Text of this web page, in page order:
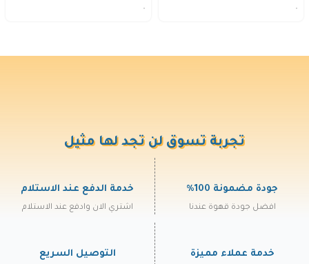
تجربة تسوق لن تجد لها مثيل
جودة مضمونة 100%
افضل جودة قهوة عندنا
خدمة الدفع عند الاستلام
اشتري الان وادفع عند الاستلام
خدمة عملاء مميزة التوصيل السريع